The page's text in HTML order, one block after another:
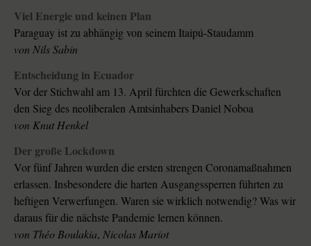
Viel Energie und keinen Plan
Paraguay ist zu abhängig von seinem Itaipú-Staudamm
von Nils Sabin
Entscheidung in Ecuador
Vor der Stichwahl am 13. April fürchten die Gewerkschaften
den Sieg des neoliberalen Amtsinhabers Daniel Noboa
von Knut Henkel
Der große Lockdown
Vor fünf Jahren wurden die ersten strengen Coronamaßnahmen
erlassen. Insbesondere die harten Ausgangssperren führten zu
heftigen Verwerfungen. Waren sie wirklich notwendig? Was wir
daraus für die nächste Pandemie lernen können.
von Théo Boulakia, Nicolas Mariot